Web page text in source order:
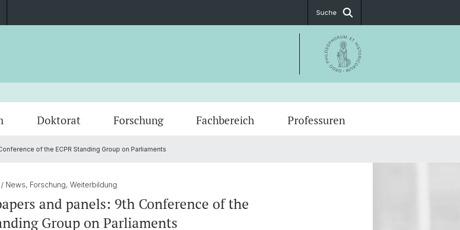
Suche
Doktorat Forschung Fachbereich Professuren
of the ECPR Standing Group on Parliaments
/ News, Forschung, Weiterbildung
and panels: 9th Conference of the
Group on Parliaments